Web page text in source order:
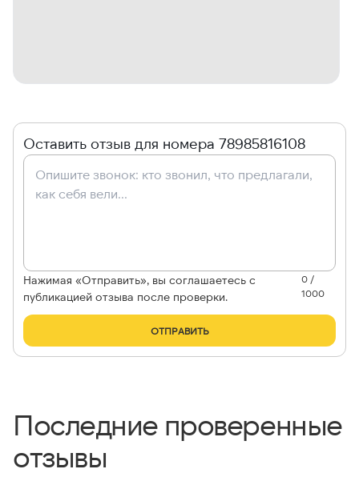
Оставить отзыв для номера 78985816108
Нажимая «Отправить», вы соглашаетесь с
публикацией отзыва после проверки.
0 /
1000
ОТПРАВИТЬ
Последние проверенные
отзывы